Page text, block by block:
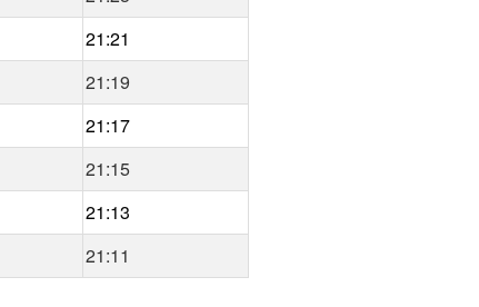
21:21
21:19
21:17
21:15
21:13
21:11